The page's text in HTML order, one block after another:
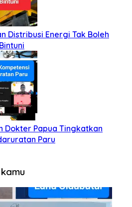
Distribusi Energi Tak Boleh
Dokter Papua Tingkatkan
Paru